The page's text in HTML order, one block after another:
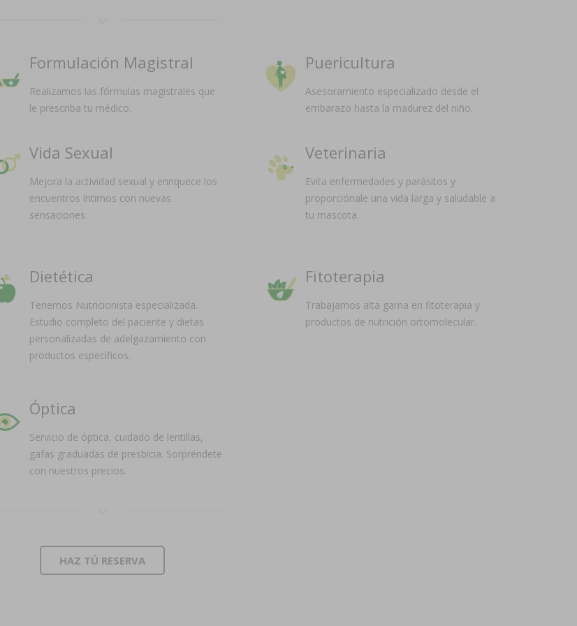
Formulación Magistral
Realizamos las fórmulas magistrales que
le prescriba tu médico.
Puericultura
Asesoramiento especializado desde el
embarazo hasta la madurez del niño.
Vida Sexual
Mejora la actividad sexual y enriquece los
encuentros íntimos con nuevas
sensaciones.
Veterinaria
Evita enfermedades y parásitos y
proporciónale una vida larga y saludable a
tu mascota.
Dietética
Tenemos Nutricionista especializada.
Estudio completo del paciente y dietas
personalizadas de adelgazamiento con
productos específicos.
Fitoterapia
Trabajamos alta gama en fitoterapia y
productos de nutrición ortomolecular.
Óptica
Servicio de óptica, cuidado de lentillas,
gafas graduadas de presbicia. Sorpréndete
con nuestros precios.
HAZ TÚ RESERVA